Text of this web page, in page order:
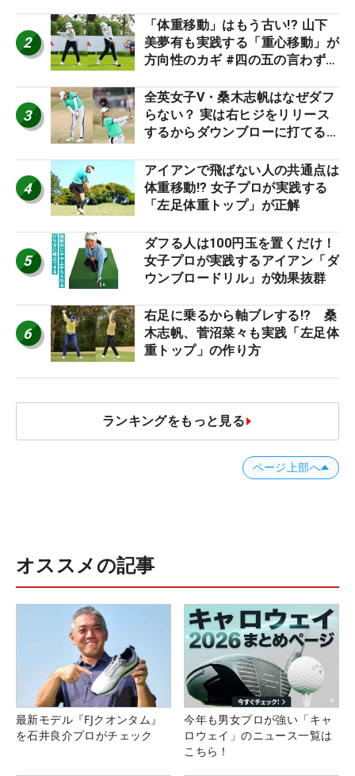
2
「体重移動」はもう古い!? 山下
美夢有も実践する「重心移動」が
方向性のカギ #四の五の言わず振
3
全英女子V・桑木志帆はなぜダフ
らない？ 実は右ヒジをリリース
するからダウンブローに打てる #
4
アイアンで飛ばない人の共通点は
体重移動!? 女子プロが実践する
「左足体重トップ」が正解
5
ダフる人は100円玉を置くだけ！
女子プロが実践するアイアン「ダ
ウンブロードリル」が効果抜群
6
右足に乗るから軸ブレする!? 桑
木志帆、菅沼菜々も実践「左足体
重トップ」の作り方
ランキングをもっと見る
ページ上部へ
オススメの記事
最新モデル『FJクオンタム』
を石井良介プロがチェック
今年も男女プロが強い「キャ
ロウェイ」のニュース一覧は
こちら！